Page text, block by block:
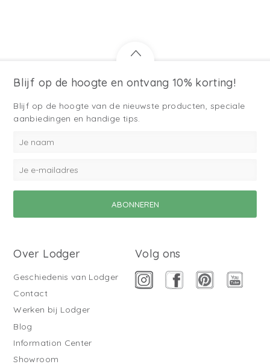
Blijf op de hoogte en ontvang 10% korting!
Blijf op de hoogte van de nieuwste producten, speciale
aanbiedingen en handige tips.
Over Lodger
Geschiedenis van Lodger
Contact
Werken bij Lodger
Blog
Information Center
Showroom
Volg ons